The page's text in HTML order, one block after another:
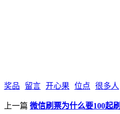
奖品 留言 开心果 位点 很多人
上一篇 微信刷票为什么要100起刷